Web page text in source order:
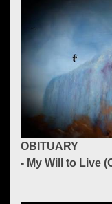
OBITUARY
- My Will to Live